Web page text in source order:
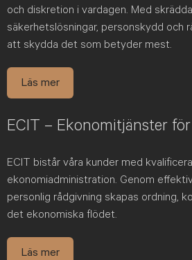
och diskretion i vardagen. Med
säkerhetslösningar, personskydd och
att skydda det som betyder mest.
Läs mer
ECIT – Ekonomitjänster
ECIT bistår våra kunder med
ekonomiadministration. Genom
personlig rådgivning skapas ordning,
det ekonomiska flödet.
Läs mer